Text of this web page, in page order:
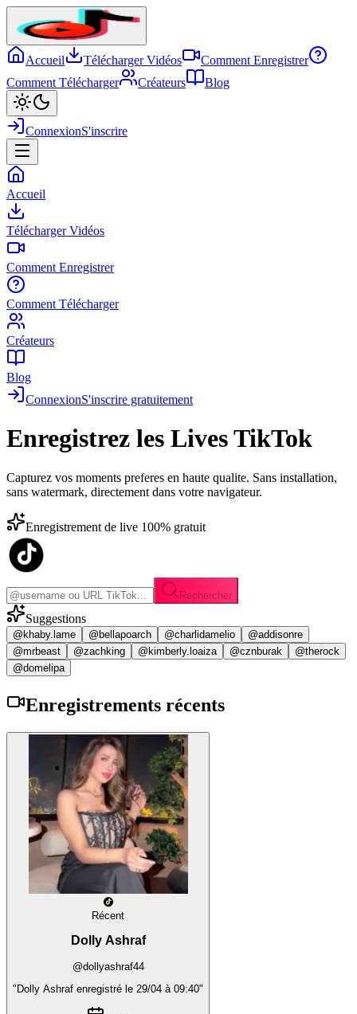
Accueil Télécharger Vidéos
Comment Enregistrer
Comment Télécharger
Créateurs Blog
ConnexionS'inscrire
Accueil
Télécharger Vidéos
Comment Enregistrer
Comment Télécharger
Créateurs
Blog
ConnexionS'inscrire gratuitement
Enregistrez les Lives TikTok
Capturez vos moments preferes en haute qualite. Sans installation,
sans watermark, directement dans votre navigateur.
Enregistrement de live 100% gratuit
Rechercher
Suggestions
@khaby.lame @bellapoarch @charlidamelio
@addisonre
@mrbeast
@zachking @kimberly.loaiza @cznburak
@therock
@domelipa
Enregistrements récents
Récent
Dolly Ashraf
@dollyashraf44
"Dolly Ashraf enregistré le 29/04 à 09:40"